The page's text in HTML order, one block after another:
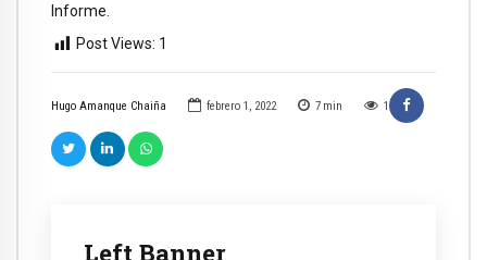
Hugo Amanque Chaiña febrero 1, 2022 7 min 1
Left Banner
Informe.
Post Views: 1